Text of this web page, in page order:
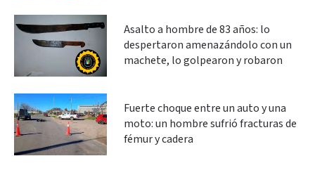
Asalto a hombre de 83 años: lo
despertaron amenazándolo con un
machete, lo golpearon y robaron
Fuerte choque entre un auto y una
moto: un hombre sufrió fracturas de
fémur y cadera